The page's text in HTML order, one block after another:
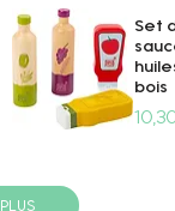
Aperçu rapide
Set
bois
Prix